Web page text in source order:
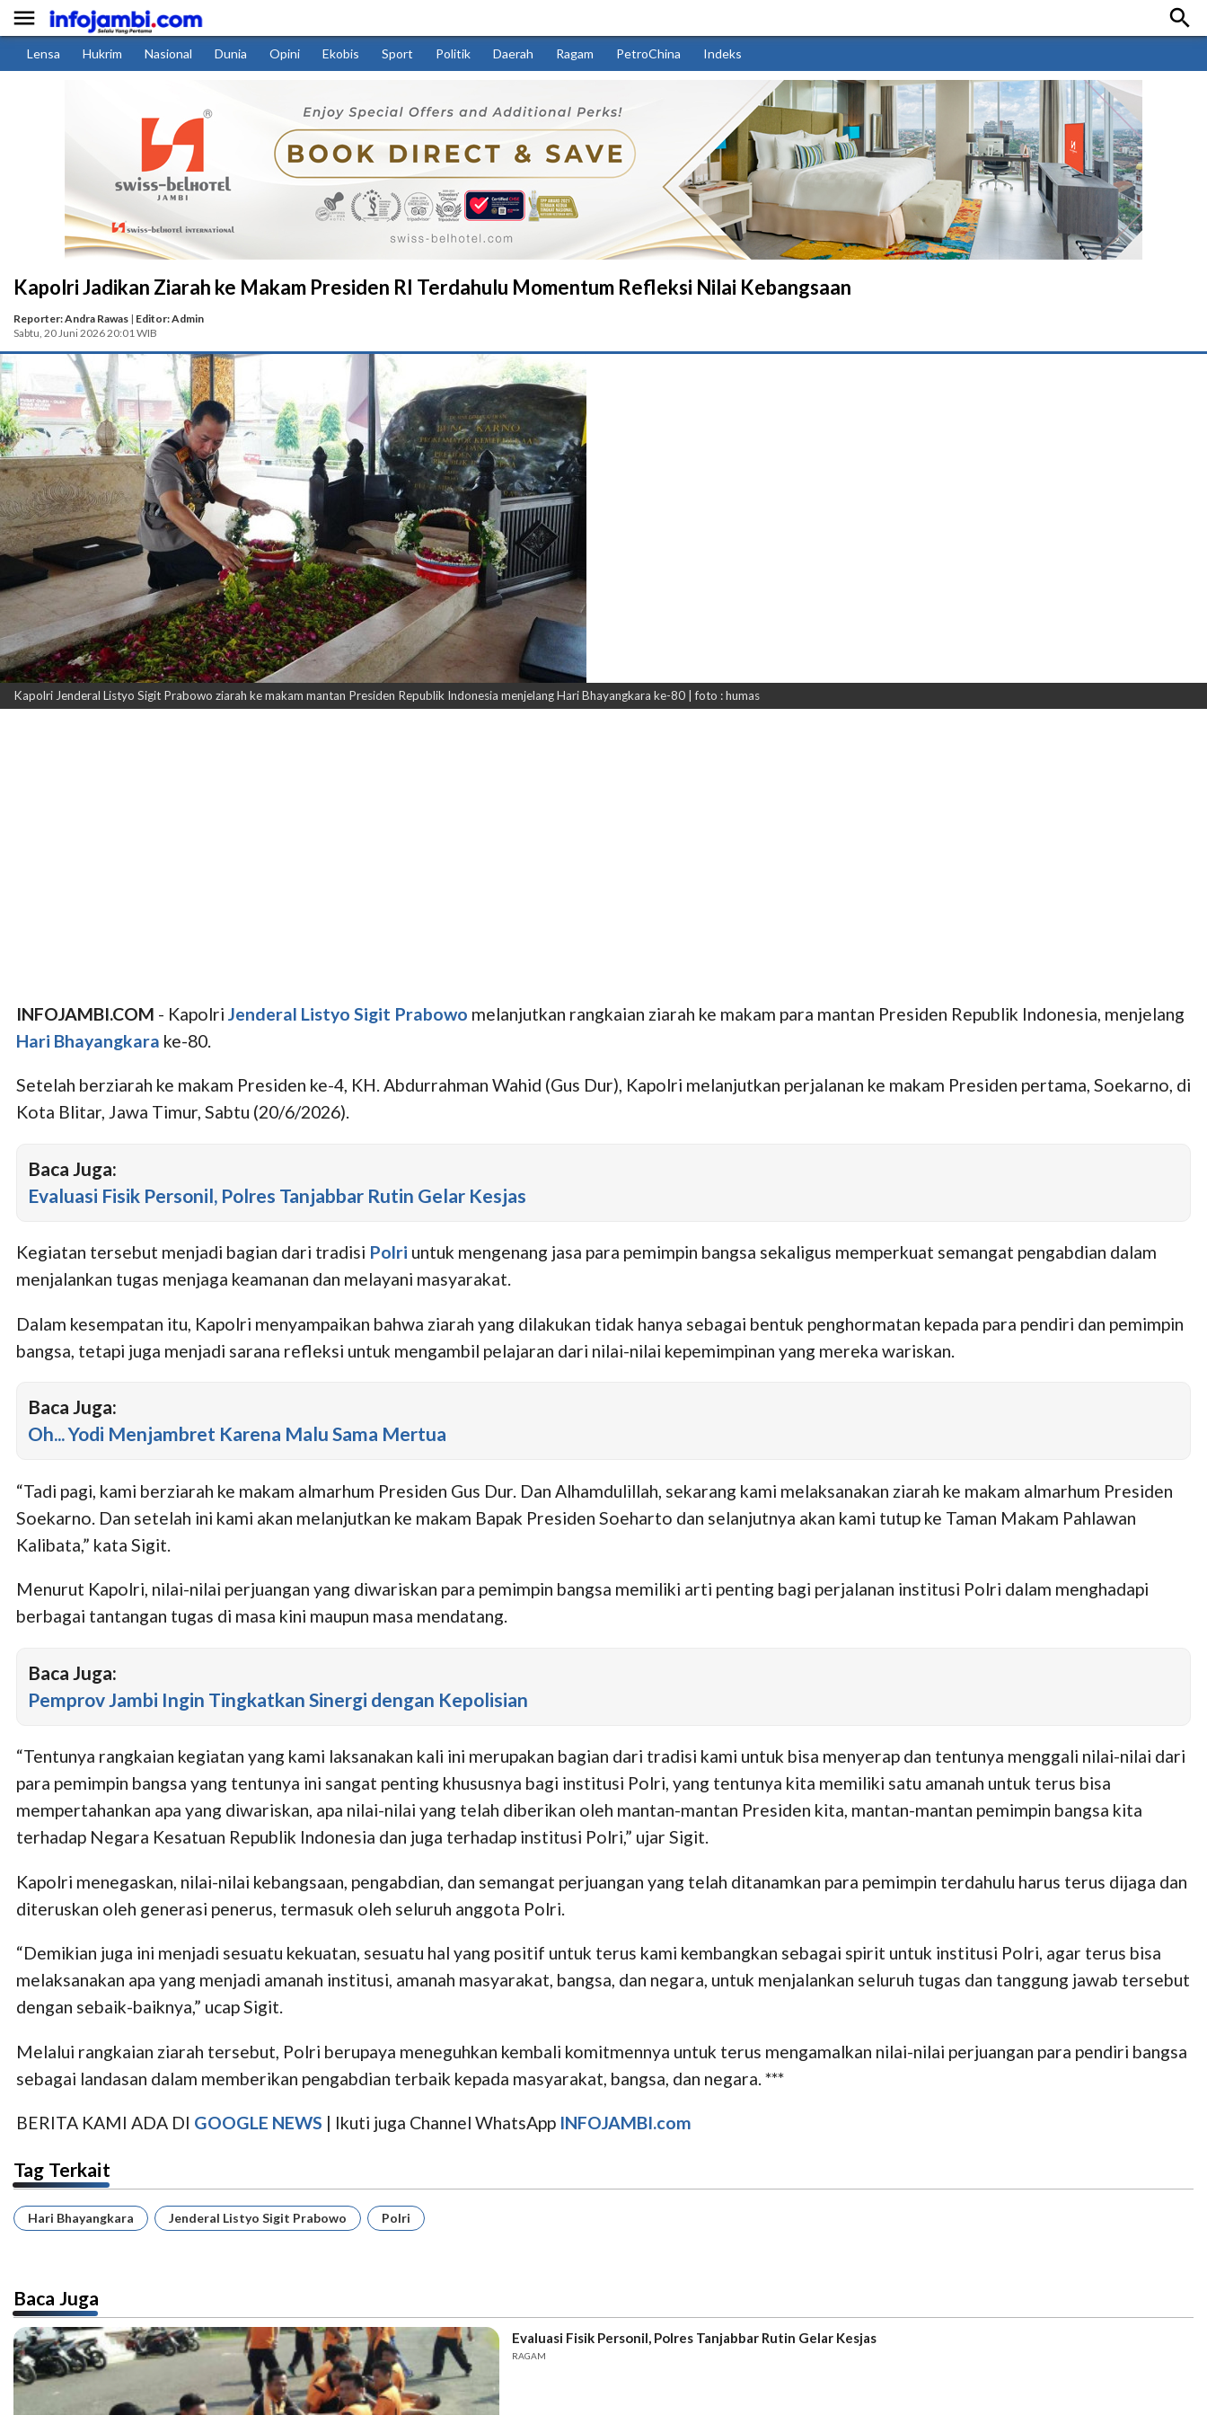
 
Lensa Hukrim Nasional Dunia Opini Ekobis Sport Politik Daerah Ragam PetroChina Indeks
Kapolri Jadikan Ziarah ke Makam Presiden RI Terdahulu Momentum Refleksi Nilai Kebangsaan
Reporter: Andra Rawas | Editor: Admin
Sabtu, 20 Juni 2026 20:01 WIB
Kapolri Jenderal Listyo Sigit Prabowo ziarah ke makam mantan Presiden Republik Indonesia menjelang Hari Bhayangkara ke-80 | foto : humas
INFOJAMBI.COM - Kapolri Jenderal Listyo Sigit Prabowo melanjutkan rangkaian ziarah ke makam para mantan Presiden Republik Indonesia, menjelang
Hari Bhayangkara ke-80.
Setelah berziarah ke makam Presiden ke-4, KH. Abdurrahman Wahid (Gus Dur), Kapolri melanjutkan perjalanan ke makam Presiden pertama, Soekarno, di
Kota Blitar, Jawa Timur, Sabtu (20/6/2026).
Baca Juga:
Evaluasi Fisik Personil, Polres Tanjabbar Rutin Gelar Kesjas
Kegiatan tersebut menjadi bagian dari tradisi Polri untuk mengenang jasa para pemimpin bangsa sekaligus memperkuat semangat pengabdian dalam
menjalankan tugas menjaga keamanan dan melayani masyarakat.
Dalam kesempatan itu, Kapolri menyampaikan bahwa ziarah yang dilakukan tidak hanya sebagai bentuk penghormatan kepada para pendiri dan pemimpin
bangsa, tetapi juga menjadi sarana refleksi untuk mengambil pelajaran dari nilai-nilai kepemimpinan yang mereka wariskan.
Baca Juga:
Oh... Yodi Menjambret Karena Malu Sama Mertua
“Tadi pagi, kami berziarah ke makam almarhum Presiden Gus Dur. Dan Alhamdulillah, sekarang kami melaksanakan ziarah ke makam almarhum Presiden
Soekarno. Dan setelah ini kami akan melanjutkan ke makam Bapak Presiden Soeharto dan selanjutnya akan kami tutup ke Taman Makam Pahlawan
Kalibata,” kata Sigit.
Menurut Kapolri, nilai-nilai perjuangan yang diwariskan para pemimpin bangsa memiliki arti penting bagi perjalanan institusi Polri dalam menghadapi
berbagai tantangan tugas di masa kini maupun masa mendatang.
Baca Juga:
Pemprov Jambi Ingin Tingkatkan Sinergi dengan Kepolisian
“Tentunya rangkaian kegiatan yang kami laksanakan kali ini merupakan bagian dari tradisi kami untuk bisa menyerap dan tentunya menggali nilai-nilai dari
para pemimpin bangsa yang tentunya ini sangat penting khususnya bagi institusi Polri, yang tentunya kita memiliki satu amanah untuk terus bisa
mempertahankan apa yang diwariskan, apa nilai-nilai yang telah diberikan oleh mantan-mantan Presiden kita, mantan-mantan pemimpin bangsa kita
terhadap Negara Kesatuan Republik Indonesia dan juga terhadap institusi Polri,” ujar Sigit.
Kapolri menegaskan, nilai-nilai kebangsaan, pengabdian, dan semangat perjuangan yang telah ditanamkan para pemimpin terdahulu harus terus dijaga dan
diteruskan oleh generasi penerus, termasuk oleh seluruh anggota Polri.
“Demikian juga ini menjadi sesuatu kekuatan, sesuatu hal yang positif untuk terus kami kembangkan sebagai spirit untuk institusi Polri, agar terus bisa
melaksanakan apa yang menjadi amanah institusi, amanah masyarakat, bangsa, dan negara, untuk menjalankan seluruh tugas dan tanggung jawab tersebut
dengan sebaik-baiknya,” ucap Sigit.
Melalui rangkaian ziarah tersebut, Polri berupaya meneguhkan kembali komitmennya untuk terus mengamalkan nilai-nilai perjuangan para pendiri bangsa
sebagai landasan dalam memberikan pengabdian terbaik kepada masyarakat, bangsa, dan negara. ***
BERITA KAMI ADA DI GOOGLE NEWS | Ikuti juga Channel WhatsApp INFOJAMBI.com
Tag Terkait
Hari Bhayangkara Jenderal Listyo Sigit Prabowo Polri
Baca Juga
Evaluasi Fisik Personil, Polres Tanjabbar Rutin Gelar Kesjas
RAGAM